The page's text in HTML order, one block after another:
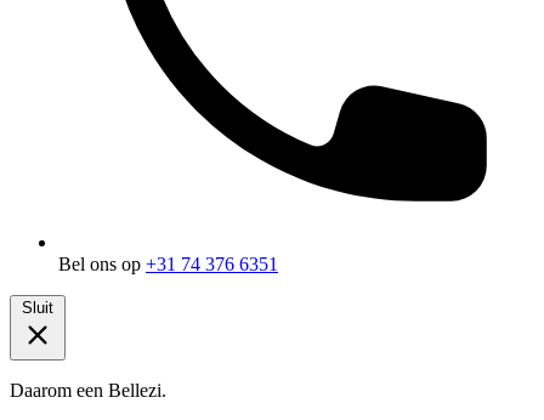
Bel ons op +31 74 376 6351
Sluit
Daarom een Bellezi.